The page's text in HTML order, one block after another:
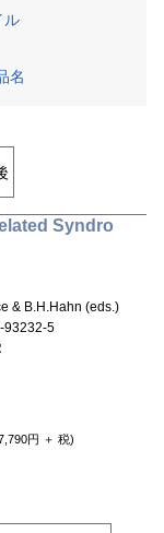
ル
名
Syndro
& B.H.Hahn (eds.)
93232-5
円 ＋ 税)